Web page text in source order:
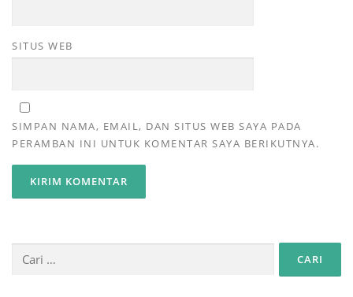
SITUS WEB
SIMPAN NAMA, EMAIL, DAN SITUS WEB SAYA PADA
PERAMBAN INI UNTUK KOMENTAR SAYA BERIKUTNYA.